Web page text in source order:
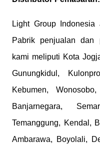
Light Group
Pabrik penjualan dan
kami meliputi Kota
Gunungkidul,
Kebumen,
Banjarnegara,
Temanggung, Kendal,
Ambarawa, Boyolali,